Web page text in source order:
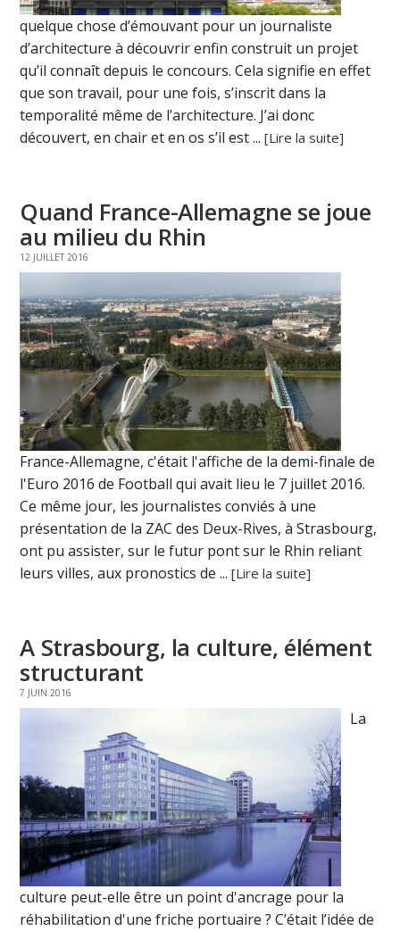
quelque chose d’émouvant pour un journaliste
d’architecture à découvrir enfin construit un projet
qu’il connaît depuis le concours. Cela signifie en effet
que son travail, pour une fois, s’inscrit dans la
temporalité même de l’architecture. J’ai donc
découvert, en chair et en os s’il est ...[Lire la suite]
Quand France-Allemagne se joue
au milieu du Rhin
12 JUILLET 2016
France-Allemagne, c'était l'affiche de la demi-finale de
l'Euro 2016 de Football qui avait lieu le 7 juillet 2016.
Ce même jour, les journalistes conviés à une
présentation de la ZAC des Deux-Rives, à Strasbourg,
ont pu assister, sur le futur pont sur le Rhin reliant
leurs villes, aux pronostics de ...[Lire la suite]
A Strasbourg, la culture, élément
structurant
7 JUIN 2016
La
culture peut-elle être un point d'ancrage pour la
réhabilitation d'une friche portuaire ? C’était l’idée de